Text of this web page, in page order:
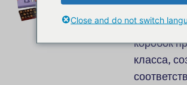
помощью
оптовых
коробок
класса,
Close and do not switch